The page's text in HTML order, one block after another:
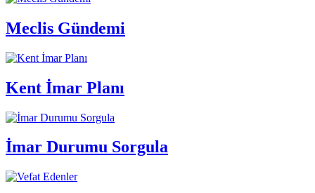
Meclis Gündemi
Kent İmar Planı
İmar Durumu Sorgula